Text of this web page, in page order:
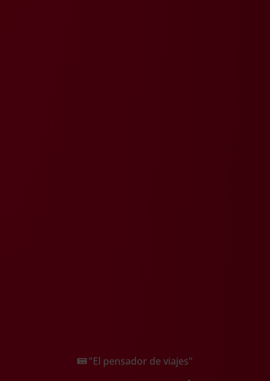
"El pensador de viajes"